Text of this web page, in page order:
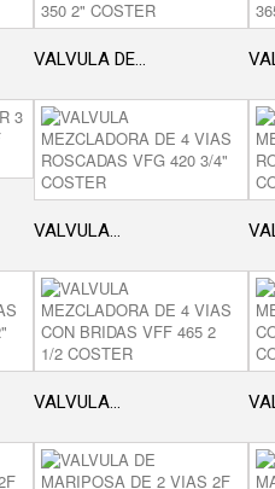
VALVULA DE...
VALVULA...
VALVULA...